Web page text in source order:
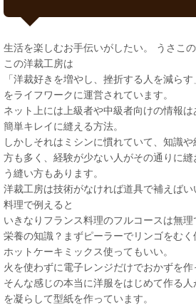
生活を楽しむお手伝いがしたい。 うさこ
この洋裁工房は
「洋裁好きを増やし、挫折する人を減らす
をライフワークに運営されています。
ネット上には上級者や中級者向けの情報は
簡単キレイに縫える方法。
しかしそれはミシンに慣れていて、知識
方も多く、経験が少ない人がその通りに
う縫い方もあります。
洋裁工房は技術がなければ道具で補えばい
料理で例えると
いきなりフランス料理のフルコースは無理
栄養の知識？まずピーラーでリンゴをむく
ホットケーキミックス使ってもいい。
火を使わずに電子レンジだけでおかずを作
そんな感じの本当に洋服をはじめて作る
を凝らして型紙を作っています。